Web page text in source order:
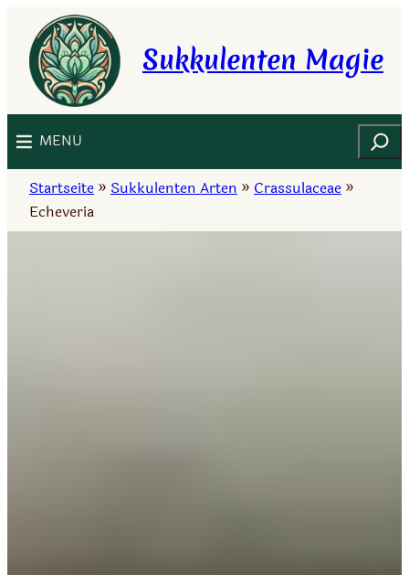
Inhalt
springen
Sukkulenten Magie
MENU Suchen
Startseite » Sukkulenten Arten » Crassulaceae »
Echeveria